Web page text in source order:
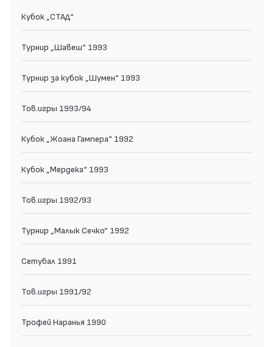
Кубок „СТАД“
Турнир „Шавеш“ 1993
Турнир за кубок „Шумен“ 1993
Тов.игры 1993/94
Кубок „Жоана Гампера“ 1992
Кубок „Мердека“ 1993
Тов.игры 1992/93
Турнир „Малык Сечко“ 1992
Сетубал 1991
Тов.игры 1991/92
Трофей Наранья 1990